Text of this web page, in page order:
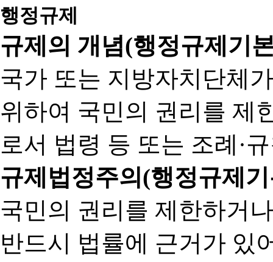
행정규제
규제의 개념(행정규제기
국가 또는 지방자치단체
위하여 국민의 권리를 제
로서 법령 등 또는 조례·
규제법정주의(행정규제
국민의 권리를 제한하거
반드시 법률에 근거가 있